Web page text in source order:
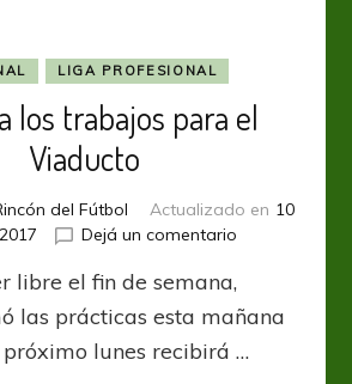
LIGA PROFESIONAL
los trabajos para el
Viaducto
del Fútbol Actualizado en 10
Dejá un comentario
a
los
para
libre el fin de semana,
las prácticas esta mañana
próximo lunes recibirá …